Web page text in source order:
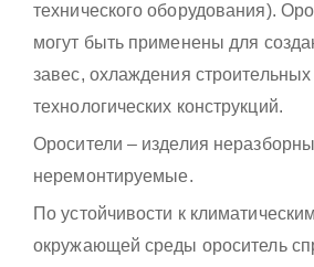
технического оборудования).
могут быть применены для
завес, охлаждения строительных
технологических конструкций.
Оросители – изделия
неремонтируемые.
По устойчивости к
окружающей среды ороситель